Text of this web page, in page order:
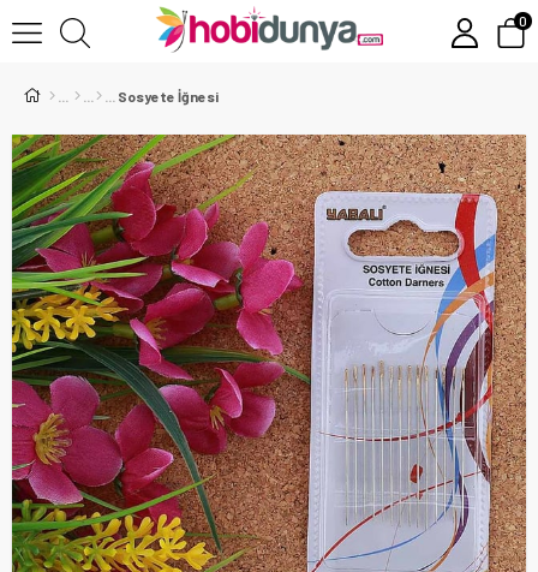
0
Sosyete İğnesi